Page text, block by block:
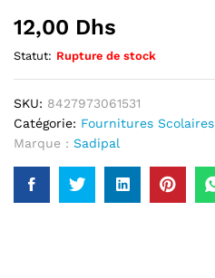
12,00 Dhs
Statut: Rupture de stock
SKU: 8427973061531
Catégorie: Fournitures Scolaires
Marque : Sadipal